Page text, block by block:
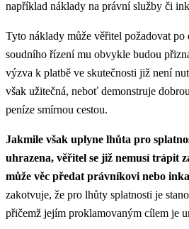
například náklady na právní služby či
Tyto náklady může věřitel požadovat
soudního řízení mu obvykle budou
výzva k platbě ve skutečnosti již není
však užitečná, neboť demonstruje
peníze smírnou cestou.
Jakmile však uplyne lhůta pro
uhrazena, věřitel se již nemusí trápit
může věc předat právníkovi nebo
zakotvuje, že pro lhůty splatnosti je
přičemž jejím proklamovaným cílem je